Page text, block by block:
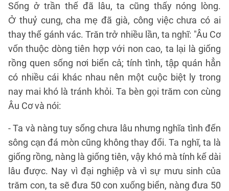
Sống ở trần thế đã lâu, ta cũng thấy nóng lòng.
Ở thuỷ cung, cha mẹ đã già, công việc chưa có ai
thay thế gánh vác. Trăn trở nhiều lần, ta nghĩ: "Âu Cơ
vốn thuộc dòng tiên hợp với non cao, ta lại là giống
rồng quen sống nơi biển cả; tính tình, tập quán hẳn
có nhiều cái khác nhau nên một cuộc biệt ly trong
nay mai khó là tránh khỏi. Ta bèn gọi trăm con cùng
Âu Cơ và nói:
- Ta và nàng tuy sống chưa lâu nhưng nghĩa tình đến
sông cạn đá mòn cũng không thay đổi. Ta nghĩ, ta là
giống rồng, nàng là giống tiên, vậy khó mà tính kế dài
lâu được. Nay vì đại nghiệp và vì sự mưu sinh của
trăm con, ta sẽ đưa 50 con xuống biển, nàng đưa 50